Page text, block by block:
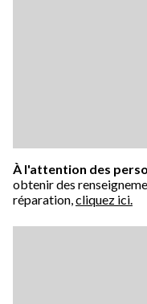
À l'attention des
obtenir des
réparation,cliquez ici.